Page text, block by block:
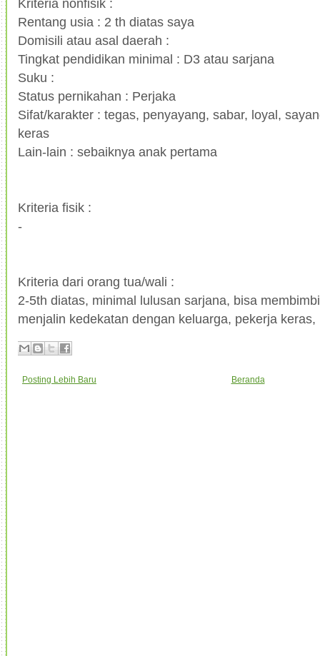
Kriteria nonfisik :
Rentang usia : 2 th diatas saya
Domisili atau asal daerah :
Tingkat pendidikan minimal : D3 atau sarjana
Suku :
Status pernikahan : Perjaka
Sifat/karakter : tegas, penyayang, sabar, loyal,
keras
Lain-lain : sebaiknya anak pertama
Kriteria fisik :
-
Kriteria dari orang tua/wali :
2-5th diatas, minimal lulusan sarjana, bisa
menjalin kedekatan dengan keluarga, pekerja
Posting Lebih Baru Beranda